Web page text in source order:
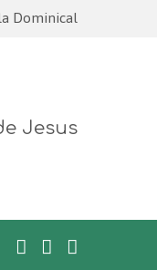
Dominical
Jesus